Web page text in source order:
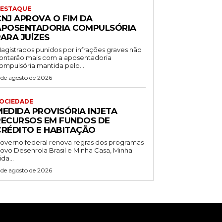
APROVA O FIM DA
COMPULSÓRIA
JUÍZES
punidos por infrações graves não
mais com a aposentadoria
mantida pelo...
agosto de 2026
PROVISÓRIA INJETA
EM FUNDOS DE
E HABITAÇÃO
federal renova regras dos programas
Desenrola Brasil e Minha Casa, Minha
agosto de 2026